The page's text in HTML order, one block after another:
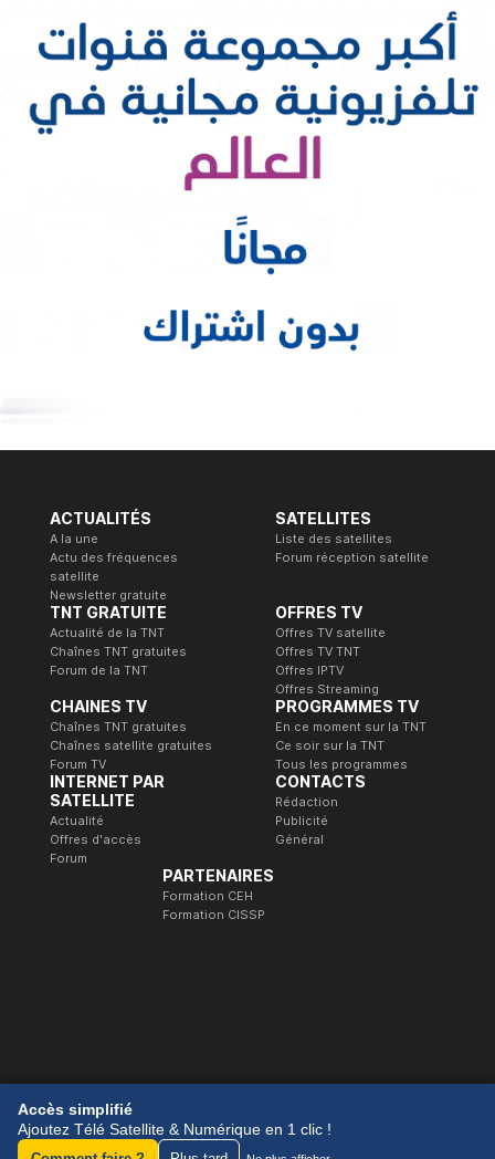
ACTUALITÉS
A la une
Actu des fréquences
satellite
Newsletter gratuite
SATELLITES
Liste des satellites
Forum réception satellite
TNT GRATUITE
Actualité de la TNT
Chaînes TNT gratuites
Forum de la TNT
OFFRES TV
Offres TV satellite
Offres TV TNT
Offres IPTV
Offres Streaming
CHAINES TV
Chaînes TNT gratuites
Chaînes satellite gratuites
Forum TV
PROGRAMMES TV
En ce moment sur la TNT
Ce soir sur la TNT
Tous les programmes
INTERNET PAR
SATELLITE
Actualité
Offres d'accès
Forum
CONTACTS
Rédaction
Publicité
Général
PARTENAIRES
Formation CEH
Formation CISSP
© 1989-2026 Télé Satellite et Numérique.
Accès simplifié
Ajoutez Télé Satellite & Numérique en 1 clic !